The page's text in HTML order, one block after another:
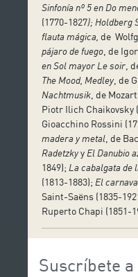
Sinfoníanº 5 en Do
(1770-1827); Holdberg
flauta mágica, de
pájaro de fuego , de
en Sol mayor Le soir ,
The Mood, Medley, de
Nachtmusik , de
Piotr Ilich Chaikovsky
Gioacchino Rossini
madera y metal , de
Radetzkyy El Danubio
1849); La cabalgata de
(1813-1883); El
Saint-Saëns (1835-
Ruperto Chapi (1851-
Suscríbete